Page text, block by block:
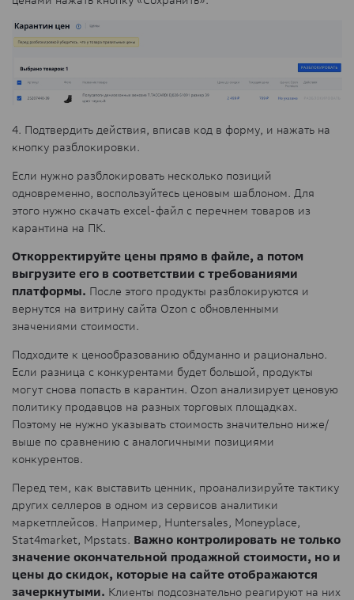
4. Подтвердить действия, вписав код в форму, и нажать на
кнопку разблокировки.
Если нужно разблокировать несколько позиций
одновременно, воспользуйтесь ценовым шаблоном. Для
этого нужно скачать excel-файл с перечнем товаров из
карантина на ПК.
Откорректируйте цены прямо в файле, а потом
выгрузите его в соответствии с требованиями
платформы. После этого продукты разблокируются и
вернутся на витрину сайта Ozon с обновленными
значениями стоимости.
Подходите к ценообразованию обдуманно и рационально.
Если разница с конкурентами будет большой, продукты
могут снова попасть в карантин. Ozon анализирует ценовую
политику продавцов на разных торговых площадках.
Поэтому не нужно указывать стоимость значительно ниже/
выше по сравнению с аналогичными позициями
конкурентов.
Перед тем, как выставить ценник, проанализируйте тактику
других селлеров в одном из сервисов аналитики
маркетплейсов. Например, Huntersales, Moneyplace,
Stat4market, Mpstats. Важно контролировать не только
значение окончательной продажной стоимости, но и
цены до скидок, которые на сайте отображаются
зачеркнутыми. Клиенты подсознательно реагируют на них